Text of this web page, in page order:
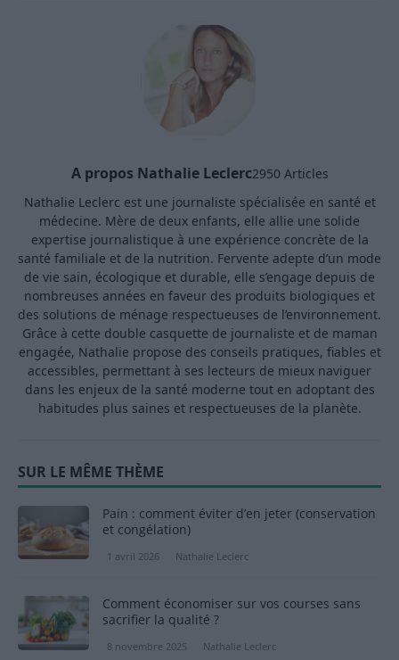
A propos Nathalie Leclerc2950 Articles
Nathalie Leclerc est une journaliste spécialisée en santé et
médecine. Mère de deux enfants, elle allie une solide
expertise journalistique à une expérience concrète de la
santé familiale et de la nutrition. Fervente adepte d’un mode
de vie sain, écologique et durable, elle s’engage depuis de
nombreuses années en faveur des produits biologiques et
des solutions de ménage respectueuses de l’environnement.
Grâce à cette double casquette de journaliste et de maman
engagée, Nathalie propose des conseils pratiques, fiables et
accessibles, permettant à ses lecteurs de mieux naviguer
dans les enjeux de la santé moderne tout en adoptant des
habitudes plus saines et respectueuses de la planète.
SUR LE MÊME THÈME
Pain : comment éviter d’en jeter (conservation
et congélation)
1 avril 2026 Nathalie Leclerc
Comment économiser sur vos courses sans
sacrifier la qualité ?
8 novembre 2025 Nathalie Leclerc